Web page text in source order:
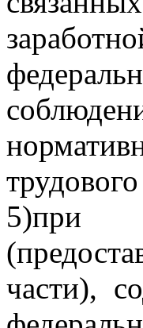
5)при
части),